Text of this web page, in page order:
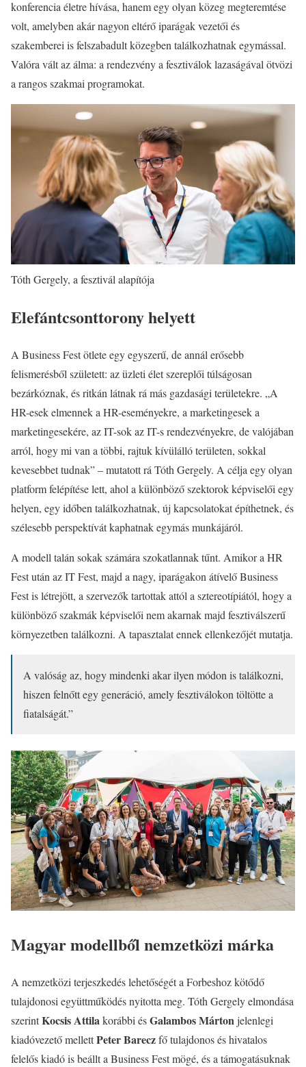
konferencia életre hívása, hanem egy olyan közeg megteremtése
volt, amelyben akár nagyon eltérő iparágak vezetői és
szakemberei is felszabadult közegben találkozhatnak egymással.
Valóra vált az álma: a rendezvény a fesztiválok lazaságával ötvözi
a rangos szakmai programokat.
Tóth Gergely, a fesztivál alapítója
Elefántcsonttorony helyett
A Business Fest ötlete egy egyszerű, de annál erősebb
felismerésből született: az üzleti élet szereplői túlságosan
bezárkóznak, és ritkán látnak rá más gazdasági területekre. „A
HR-esek elmennek a HR-eseményekre, a marketingesek a
marketingesekére, az IT-sok az IT-s rendezvényekre, de valójában
arról, hogy mi van a többi, rajtuk kívülálló területen, sokkal
kevesebbet tudnak” – mutatott rá Tóth Gergely. A célja egy olyan
platform felépítése lett, ahol a különböző szektorok képviselői egy
helyen, egy időben találkozhatnak, új kapcsolatokat építhetnek, és
szélesebb perspektívát kaphatnak egymás munkájáról.
A modell talán sokak számára szokatlannak tűnt. Amikor a HR
Fest után az IT Fest, majd a nagy, iparágakon átívelő Business
Fest is létrejött, a szervezők tartottak attól a sztereotípiától, hogy a
különböző szakmák képviselői nem akarnak majd fesztiválszerű
környezetben találkozni. A tapasztalat ennek ellenkezőjét mutatja.
A valóság az, hogy mindenki akar ilyen módon is találkozni,
hiszen felnőtt egy generáció, amely fesztiválokon töltötte a
fiatalságát.”
Magyar modellből nemzetközi márka
A nemzetközi terjeszkedés lehetőségét a Forbeshoz kötődő
tulajdonosi együttműködés nyitotta meg. Tóth Gergely elmondása
szerintKocsis Attilakorábbi ésGalambos Mártonjelenlegi
kiadóvezető mellettPeter Bareczfő tulajdonos és hivatalos
felelős kiadó is beállt a Business Fest mögé, és a támogatásuknak